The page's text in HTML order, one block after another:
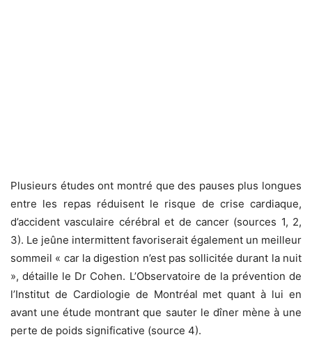
Plusieurs études ont montré que des pauses plus longues
entre les repas réduisent le risque de crise cardiaque,
d’accident vasculaire cérébral et de cancer (sources 1, 2,
3). Le jeûne intermittent favoriserait également un meilleur
sommeil « car la digestion n’est pas sollicitée durant la nuit
», détaille le Dr Cohen. L’Observatoire de la prévention de
l’Institut de Cardiologie de Montréal met quant à lui en
avant une étude montrant que sauter le dîner mène à une
perte de poids significative (source 4).